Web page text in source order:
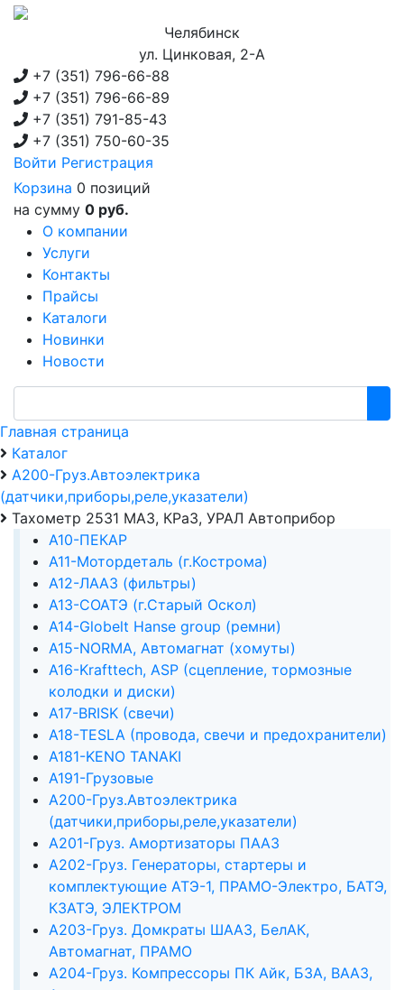
Челябинск
ул. Цинковая, 2-А
+7 (351) 796-66-88
+7 (351) 796-66-89
+7 (351) 791-85-43
+7 (351) 750-60-35
Войти Регистрация
Корзина 0 позиций
на сумму 0 руб.
О компании
Услуги
Контакты
Прайсы
Каталоги
Новинки
Новости
Главная страница
Каталог
А200-Груз.Автоэлектрика
(датчики,приборы,реле,указатели)
Тахометр 2531 МАЗ, КРаЗ, УРАЛ Автоприбор
А10-ПЕКАР
А11-Мотордеталь (г.Кострома)
А12-ЛААЗ (фильтры)
А13-СОАТЭ (г.Старый Оскол)
А14-Globelt Hanse group (ремни)
А15-NORMA, Автомагнат (хомуты)
А16-Krafttech, ASP (сцепление, тормозные
колодки и диски)
А17-BRISK (свечи)
А18-TESLA (провода, свечи и предохранители)
А181-KENO TANAKI
А191-Грузовые
А200-Груз.Автоэлектрика
(датчики,приборы,реле,указатели)
А201-Груз. Амортизаторы ПААЗ
А202-Груз. Генераторы, стартеры и
комплектующие АТЭ-1, ПРАМО-Электро, БАТЭ,
КЗАТЭ, ЭЛЕКТРОМ
А203-Груз. Домкраты ШААЗ, БелАК,
Автомагнат, ПРАМО
А204-Груз. Компрессоры ПК Айк, БЗА, ВААЗ,